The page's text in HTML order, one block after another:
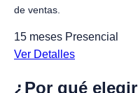
de ventas.
15 meses Presencial
Ver Detalles
¿Por qué